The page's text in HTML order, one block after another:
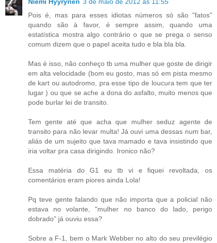
Niemi Hyyrynen 3 de maio de 2012 às 11:55
Pois é, mas para esses idiotas números só são "fatos"
quando são à favor, é sempre assim, quando uma
estatística mostra algo contrário o que se prega o senso
comum dizem que o papel aceita tudo e bla bla bla.
Mas é isso, não conheço tb uma mulher que goste de dirigir
em alta velocidade (bom eu gosto, mas só em pista mesmo
de kart ou autodromo, pra esse tipo de loucura tem que ter
lugar ) ou que se ache a dona do asfalto, muito menos que
pode burlar lei de transito.
Tem gente até que acha que mulher seduz agente de
transito para não levar multa! Já ouvi uma dessas num bar,
aliás de um sujeito que tava mamado e tava insistindo que
iria voltar pra casa dirigindo. Ironico não?
Essa matéria do G1 eu tb vi e fiquei revoltada, os
comentários eram piores ainda Lola!
Pq teve gente falando que não importa que a policial não
estava no volante, "mulher no banco do lado, perigo
dobrado" já ouviu essa?
Sobre a F-1, bem o Mark Webber no alto do seu previlégio